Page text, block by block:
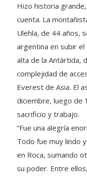
Hizo historia
cuenta. La
Ulehla, de 44 años,
argentina en subir el
alta de la Antártida,
complejidad de
Everest de Asia. El
diciembre, luego de
sacrificio y trabajo.
“Fue una alegría
Todo fue muy lindo
en Roca, sumando
su poder. Entre